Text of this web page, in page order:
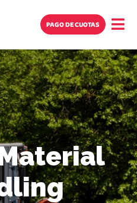
PAGO DE CUOTAS